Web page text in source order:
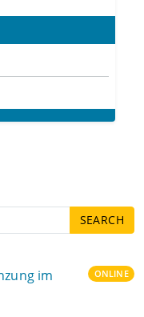
im
ONLINE